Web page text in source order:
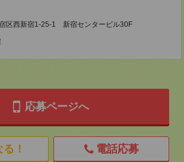
区西新宿1-25-1 新宿センタービル30F
応募ページへ
！ 電話応募